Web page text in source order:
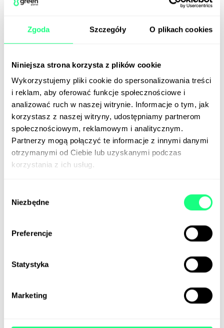
Zgoda Szczegóły O plikach cookies
Niniejsza strona korzysta z plików cookie
Wykorzystujemy pliki cookie do spersonalizowania treści
i reklam, aby oferować funkcje społecznościowe i
analizować ruch w naszej witrynie. Informacje o tym, jak
korzystasz z naszej witryny, udostępniamy partnerom
społecznościowym, reklamowym i analitycznym.
Partnerzy mogą połączyć te informacje z innymi danymi
otrzymanymi od Ciebie lub uzyskanymi podczas
korzystania z ich usług.
zgody
Niezbędne
Preferencje
Statystyka
Marketing
Słownik marketingowy
(DNS)? Słownik marketingowy
systemem nazw sieciowych, dzięki któremu możliwe
jest nawiązanie połączenia ze stroną www.